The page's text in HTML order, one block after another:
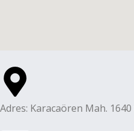
Adres: Karacaören Mah.